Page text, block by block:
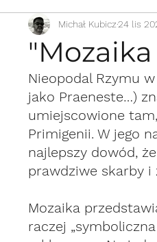
Michał Kubicz24 lis
Nieopodal Rzymu
jako Praeneste…)
umiejscowione
Primigenii. W jego
najlepszy dowód,
prawdziwe skarby i
Mozaika
raczej